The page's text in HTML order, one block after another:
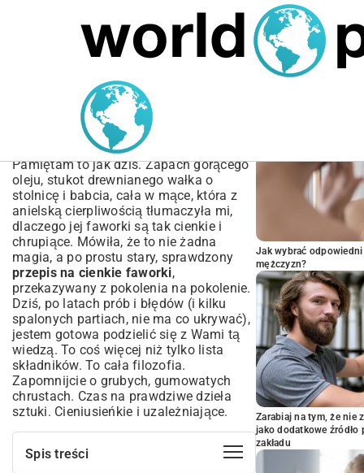
MARIUSZ ŁAMAGA 04.10.2025
Przepis na Cienkie
Faworki: Chrupiące i
Kruche Jak u Babci
Pamiętam to jak dziś. Zapach gorącego
oleju, stukot drewnianego wałka o
stolnicę i babcia, cała w mące, która z
anielską cierpliwością tłumaczyła mi,
dlaczego jej faworki są tak cienkie i
chrupiące. Mówiła, że to nie żadna
magia, a po prostu stary, sprawdzony
przepis na cienkie faworki,
przekazywany z pokolenia na pokolenie.
Dziś, po latach prób i błędów (i kilku
spalonych partiach, nie ma co ukrywać),
jestem gotowa podzielić się z Wami tą
wiedzą. To coś więcej niż tylko lista
składników. To cała filozofia.
Zapomnijcie o grubych, gumowatych
chrustach. Czas na prawdziwe dzieła
sztuki. Cieniusieńkie i uzależniające.
Spis treści
Jak wybrać
mężczyzn?
Zarabiaj na tym, że nie
jako dodatkowe
zakładu